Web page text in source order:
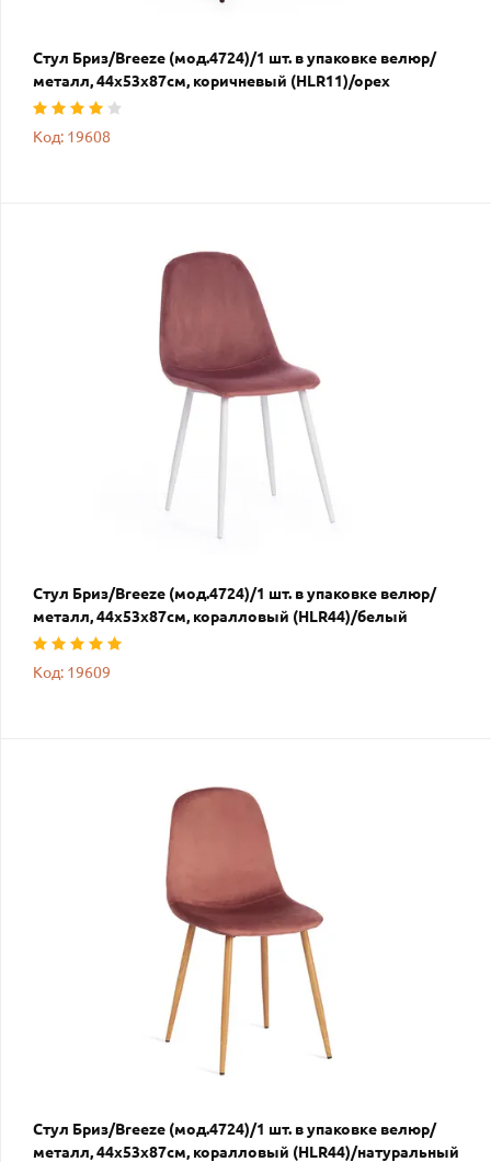
Стул Бриз/Breeze (мод.4724)/1 шт. в упаковке велюр/
металл, 44х53х87см, коричневый (HLR11)/орех
Код: 19608
Стул Бриз/Breeze (мод.4724)/1 шт. в упаковке велюр/
металл, 44х53х87см, коралловый (HLR44)/белый
Код: 19609
Стул Бриз/Breeze (мод.4724)/1 шт. в упаковке велюр/
металл, 44х53х87см, коралловый (HLR44)/натуральный